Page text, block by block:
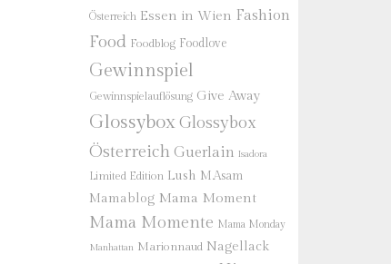
Österreich Essen in Wien Fashion
Food Foodblog Foodlove
Gewinnspiel
Gewinnspielauflösung Give Away
GlossyboxGlossybox
Österreich Guerlain Isadora
Limited Edition Lush M.Asam
Mamablog Mama Moment
Mama Momente Mama Monday
Manhattan Marionnaud Nagellack